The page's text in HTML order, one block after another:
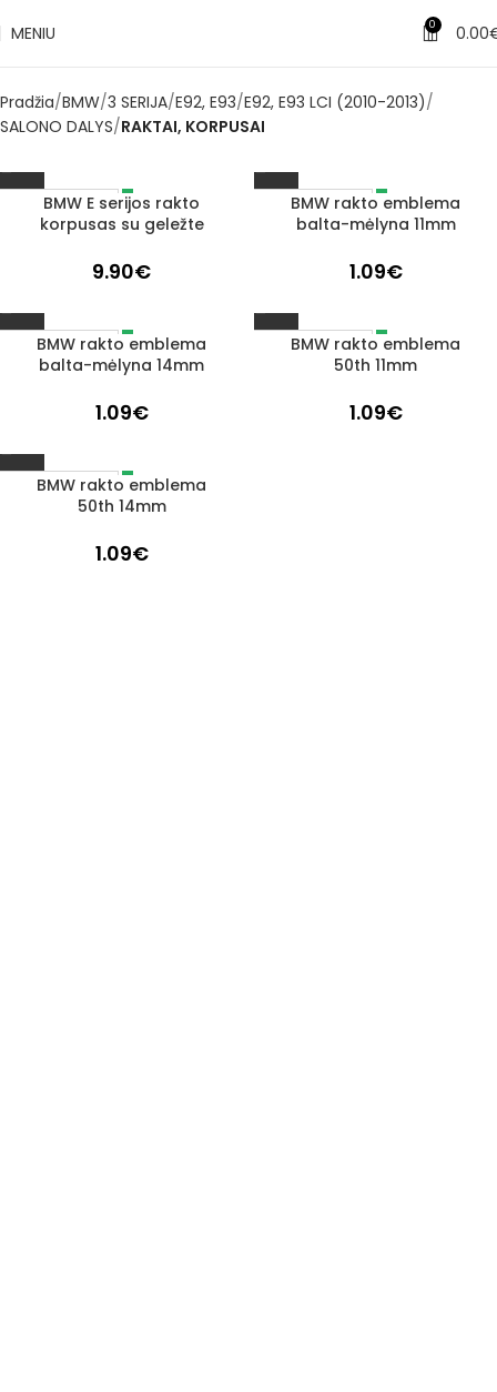
MENIU 0 0.00
Pradžia BMW 3 SERIJA E92, E93 E92, E93 LCI (2010-2013)
SALONO DALYS RAKTAI, KORPUSAI
IŠPARDUOTA
BMW E serijos rakto
korpusas su geležte
9.90€
IŠPARDUOTA
BMW rakto emblema
balta-mėlyna 11mm
1.09€
IŠPARDUOTA
BMW rakto emblema
balta-mėlyna 14mm
1.09€
IŠPARDUOTA
BMW rakto emblema
50th 11mm
1.09€
IŠPARDUOTA
BMW rakto emblema
50th 14mm
1.09€